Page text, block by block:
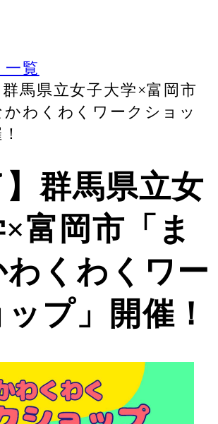
一覧
群馬県立女子大学×富岡市
かわくわくワークショッ
】群馬県立女
富岡市「ま
わくわくワー
プ」開催！